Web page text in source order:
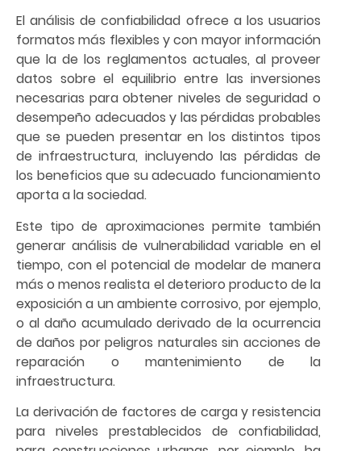
El análisis de confiabilidad ofrece a los usuarios
formatos más flexibles y con mayor información
que la de los reglamentos actuales, al proveer
datos sobre el equilibrio entre las inversiones
necesarias para obtener niveles de seguridad o
desempeño adecuados y las pérdidas probables
que se pueden presentar en los distintos tipos
de infraestructura, incluyendo las pérdidas de
los beneficios que su adecuado funcionamiento
aporta a la sociedad.
Este tipo de aproximaciones permite también
generar análisis de vulnerabilidad variable en el
tiempo, con el potencial de modelar de manera
más o menos realista el deterioro producto de la
exposición a un ambiente corrosivo, por ejemplo,
o al daño acumulado derivado de la ocurrencia
de daños por peligros naturales sin acciones de
reparación o mantenimiento de la
infraestructura.
La derivación de factores de carga y resistencia
para niveles prestablecidos de confiabilidad,